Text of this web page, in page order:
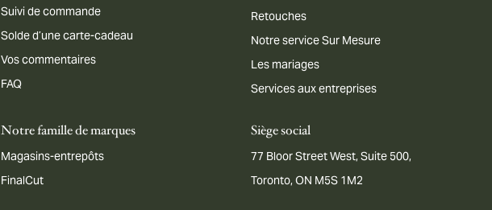
Suivi de commande
Solde d’une carte-cadeau
Vos commentaires
FAQ
Retouches
Notre service Sur Mesure
Les mariages
Services aux entreprises
Notre famille de marques
Magasins-entrepôts
FinalCut
Siège social
77 Bloor Street West, Suite 500,
Toronto, ON M5S 1M2